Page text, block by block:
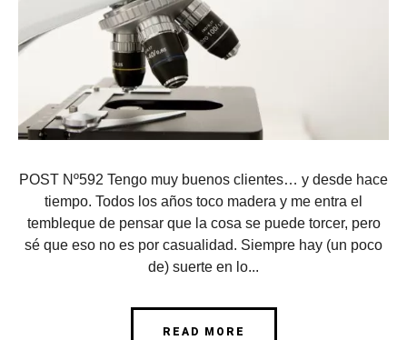
POST Nº592 Tengo muy buenos clientes… y desde hace
tiempo. Todos los años toco madera y me entra el
tembleque de pensar que la cosa se puede torcer, pero
sé que eso no es por casualidad. Siempre hay (un poco
de) suerte en lo...
READ MORE